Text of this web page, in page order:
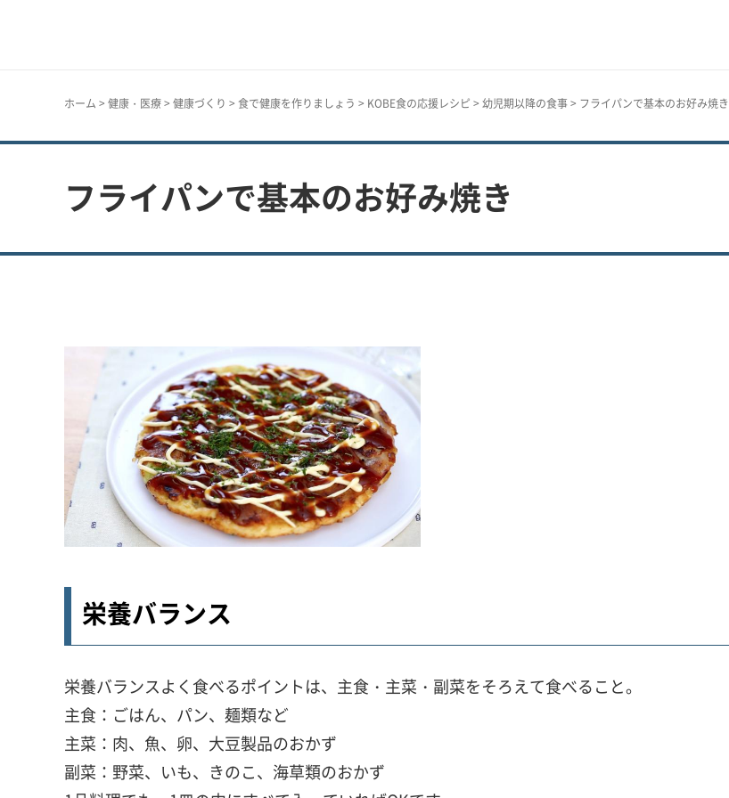
ホーム > 健康・医療> 健康づくり > 食で健康を作りましょう > KOBE食の応援レシピ > 幼児期以降の食事> フライパンで基本のお好み焼き
フライパンで基本のお好み焼き
栄養バランス
栄養バランスよく食べるポイントは、主食・主菜・副菜をそろえて食べること。
主食：ごはん、パン、麺類など
主菜：肉、魚、卵、大豆製品のおかず
副菜：野菜、いも、きのこ、海草類のおかず